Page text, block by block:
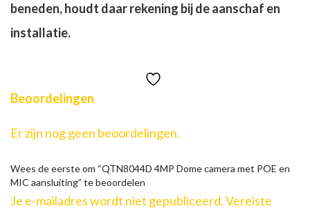
beneden, houdt daar rekening bij de aanschaf en
installatie.
Beoordelingen
Er zijn nog geen beoordelingen.
Wees de eerste om “QTN8044D 4MP Dome camera met POE en
MIC aansluiting” te beoordelen
Je e-mailadres wordt niet gepubliceerd.Vereiste